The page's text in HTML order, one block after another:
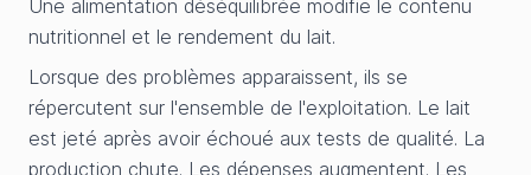
Une alimentation déséquilibrée modifie le contenu
nutritionnel et le rendement du lait.
Lorsque des problèmes apparaissent, ils se
répercutent sur l'ensemble de l'exploitation. Le lait
est jeté après avoir échoué aux tests de qualité. La
production chute. Les dépenses augmentent. Les